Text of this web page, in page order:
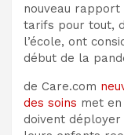
nouveau rapport
tarifs pour tout,
l’école, ont
début de la
de Care.com
des soins met
doivent déployer